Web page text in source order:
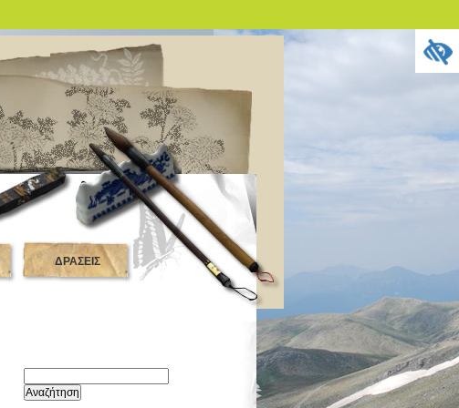
ΔΡΑΣΕΙΣ
για: